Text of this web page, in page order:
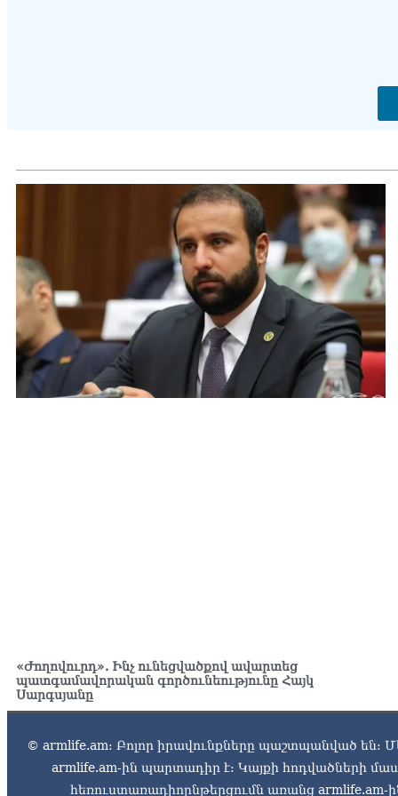
«Ժողովուրդ». Ինչ ունեցվածքով ավարտեց
պատգամավորական գործունեությունը Հայկ
Սարգսյանը
© armlife.am: Բոլոր իրավունքները պաշտպանված են:
armlife.am-ին պարտադիր է: Կայքի հոդվածների
հեռուստառադիոընթերցումն առանց armlife.am-